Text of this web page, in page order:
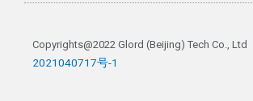
Copyrights@2022 Glord (Beijing) Tech Co., Ltd
2021040717号-1